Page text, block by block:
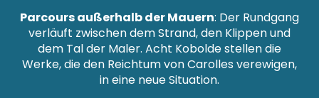
Parcours außerhalb der Mauern: Der Rundgang
verläuft zwischen dem Strand, den Klippen und
dem Tal der Maler. Acht Kobolde stellen die
Werke, die den Reichtum von Carolles verewigen,
in eine neue Situation.